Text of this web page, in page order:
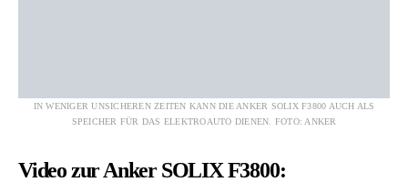
IN WENIGER UNSICHEREN ZEITEN KANN DIE ANKER SOLIX F3800 AUCH ALS
SPEICHER FÜR DAS ELEKTROAUTO DIENEN. FOTO: ANKER
Video zur Anker SOLIX F3800: